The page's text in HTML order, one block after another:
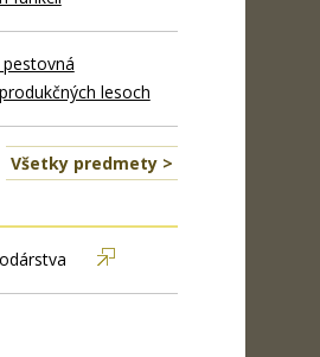
lesoch
Všetky predmety >